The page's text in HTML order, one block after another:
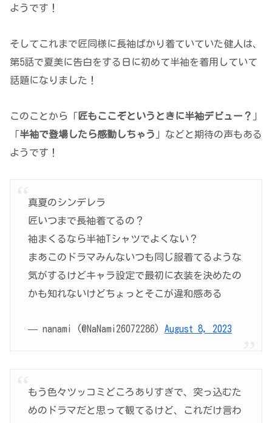
ようです！
そしてこれまで匠同様に長袖ばかり着ていていた健人は、
第5話で夏美に告白をする日に初めて半袖を着用していて
話題になりました！
このことから「 匠もここぞというときに半袖デビュー？ 」
「 半袖で登場したら感動しちゃう 」などと期待の声もある
ようです！
真夏のシンデレラ
匠いつまで長袖着てるの？
袖まくるなら半袖Tシャツでよくない？
まあこのドラマみんないつも同じ服着てるような
気がするけどキャラ設定で最初に衣装を決めたの
かも知れないけどちょっとそこが違和感ある
— nanami (@NaNami26072286) August 8, 2023
もう色々ツッコミどころありすぎで、突っ込むた
めのドラマだと思って観てるけど、これだけ言わ